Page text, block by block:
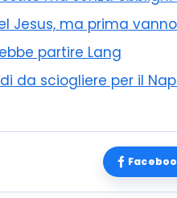
Jesus, ma prima
partire Lang
da sciogliere per il